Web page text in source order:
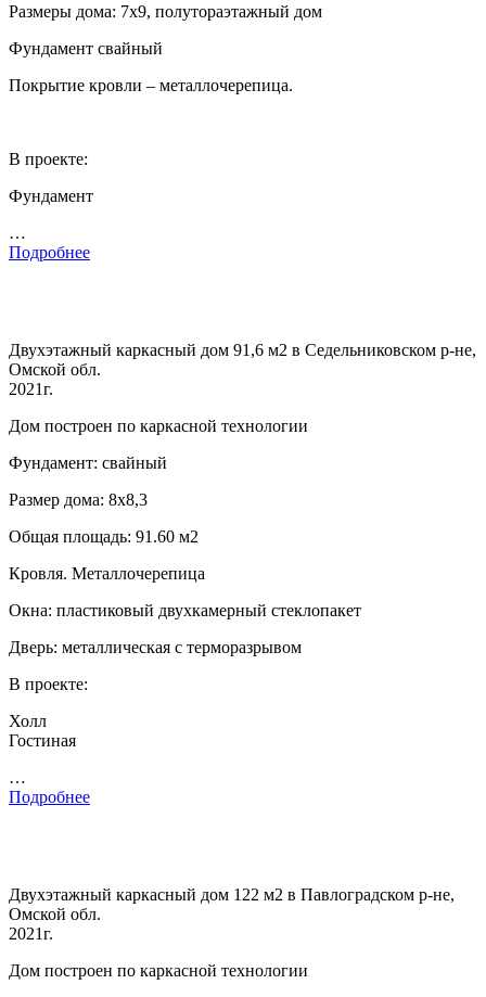
Размеры дома: 7х9, полутораэтажный дом
Фундамент свайный
Покрытие кровли – металлочерепица.
В проекте:
Фундамент
…
Подробнее
Двухэтажный каркасный дом 91,6 м2 в Седельниковском р-не,
Омской обл.
2021г.
Дом построен по каркасной технологии
Фундамент: свайный
Размер дома: 8х8,3
Общая площадь: 91.60 м2
Кровля. Металлочерепица
Окна: пластиковый двухкамерный стеклопакет
Дверь: металлическая с терморазрывом
В проекте:
Холл
Гостиная
…
Подробнее
Двухэтажный каркасный дом 122 м2 в Павлоградском р-не,
Омской обл.
2021г.
Дом построен по каркасной технологии